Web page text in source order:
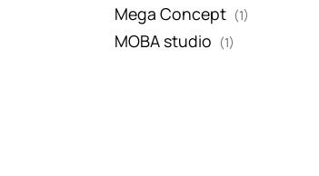
Mega Concept (1)
MOBA studio (1)